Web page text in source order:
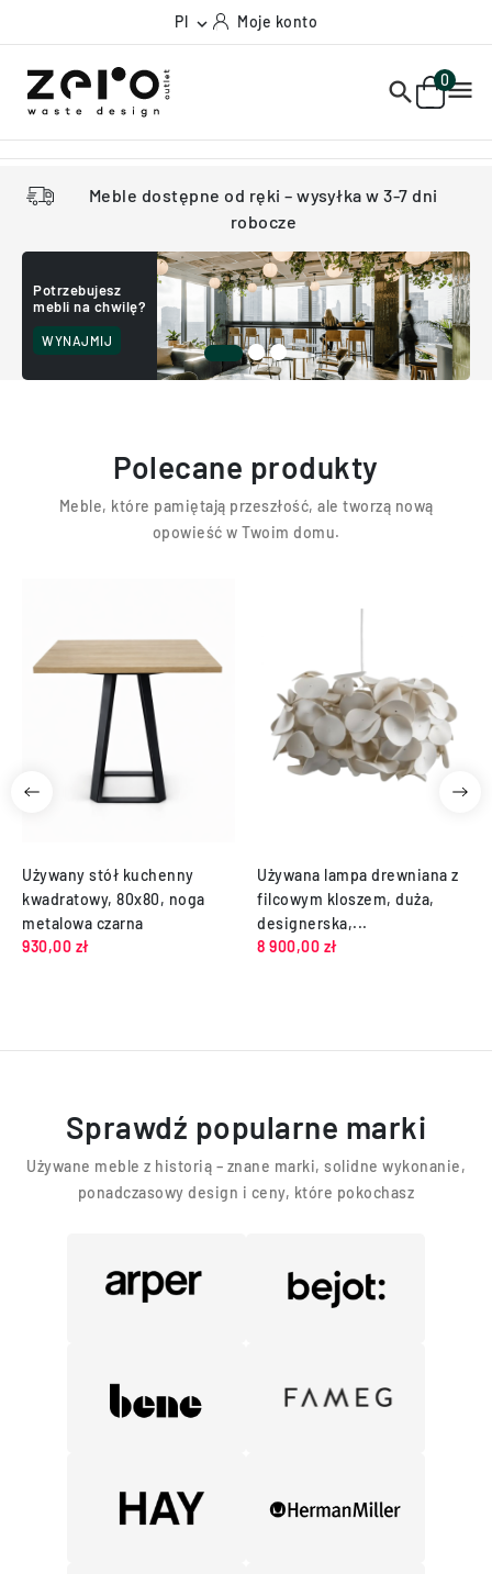
Pl  Moje konto
 0
Meble dostępne od ręki – wysyłka w 3-7 dni
robocze
Przetapiceruj,
przemaluj!
SPRAWDŹ
Polecane produkty
Meble, które pamiętają przeszłość, ale tworzą nową
opowieść w Twoim domu.
Używany stół kuchenny
kwadratowy, 80x80, noga
metalowa czarna
930,00 zł
Używana lampa drewniana z
filcowym kloszem, duża,
designerska,...
8 900,00 zł
Sprawdź popularne marki
Używane meble z historią – znane marki, solidne wykonanie,
ponadczasowy design i ceny, które pokochasz